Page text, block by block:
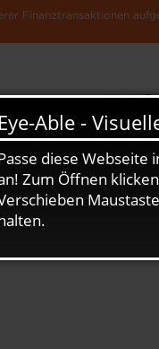
Finanztransaktionen
Suche
&
Die